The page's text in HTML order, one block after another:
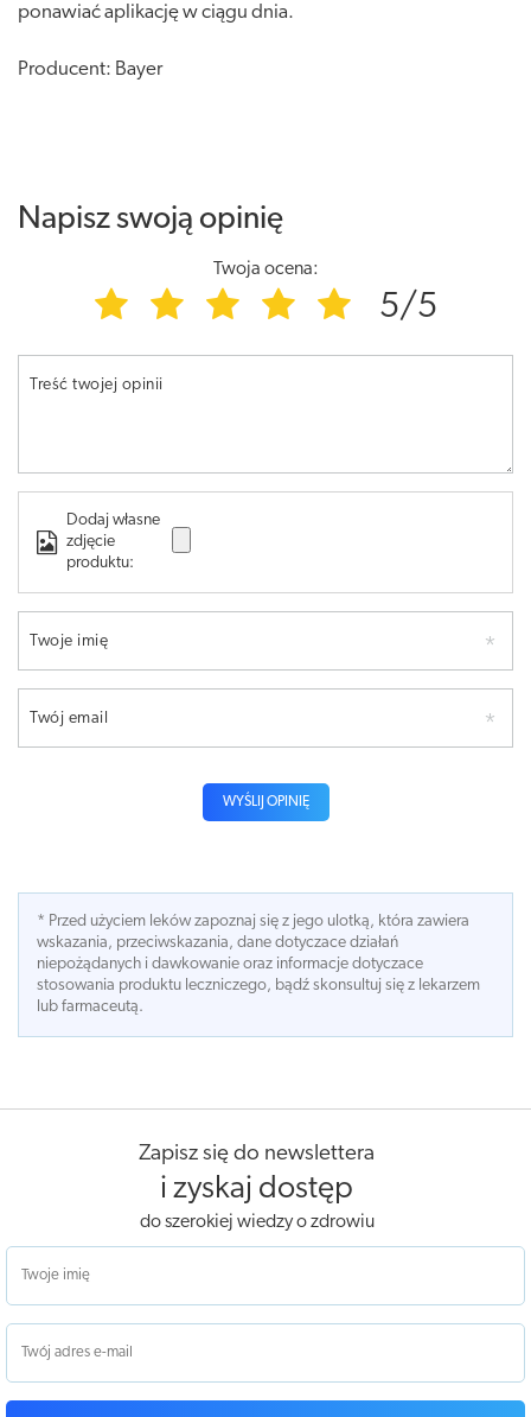
ponawiać aplikację w ciągu dnia.
Producent: Bayer
Napisz swoją opinię
Twoja ocena:
5/5
Treść twojej opinii
Dodaj własne
zdjęcie
produktu:
Twoje imię
Twój email
WYŚLIJ OPINIĘ
* Przed użyciem leków zapoznaj się z jego ulotką, która zawiera
wskazania, przeciwskazania, dane dotyczace działań
niepożądanych i dawkowanie oraz informacje dotyczace
stosowania produktu leczniczego, bądź skonsultuj się z lekarzem
lub farmaceutą.
Zapisz się do newslettera
i zyskaj dostęp
do szerokiej wiedzy o zdrowiu